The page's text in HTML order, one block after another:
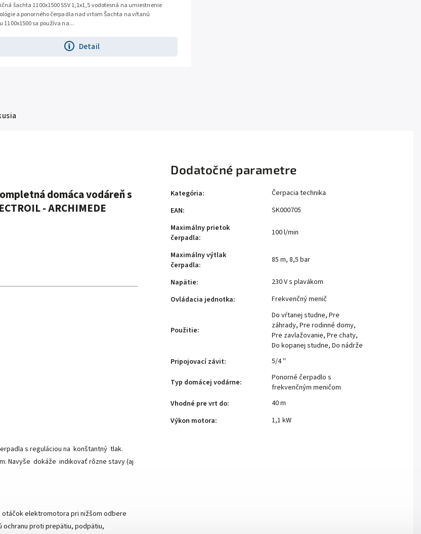
Detail
šachta 1100x1500 SSV 1,1x1,5 vodotesná na umiestnenie
a ponorného čerpadla nad vrtom Šachta na vŕtanú
1100x1500 sa používa na...
domáca vodáreň s
- ARCHIMEDE
s reguláciou na konštantný tlak.
Navyše dokáže indikovať rôzne stavy (aj
elektromotora pri nižšom odbere
proti prepätiu, podpätiu,
Dodatočné parametre
Kategória:
Čerpacia technika
EAN:
SK000705
Maximálny prietok
čerpadla:
100 l/min
Maximálny výtlak
čerpadla:
85 m, 8,5 bar
Napätie:
230 V s plavákom
Ovládacia jednotka: Frekvenčný menič
Použitie:
Do vŕtanej studne, Pre
záhrady, Pre rodinné domy,
Pre zavlažovanie, Pre chaty,
Do kopanej studne, Do nádrže
Pripojovací závit: 5/4 ''
Typ domácej vodárne:
Ponorné čerpadlo s
frekvenčným meničom
Vhodné pre vrt do:
40 m
Výkon motora: 1,1 kW